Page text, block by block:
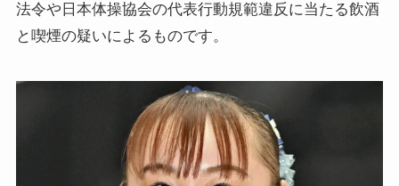
法令や日本体操協会の代表行動規範違反に当たる飲酒
と喫煙の疑いによるものです。